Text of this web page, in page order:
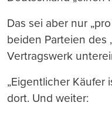
Das sei aber nur
beiden Parteien des
Vertragswerk
„Eigentlicher Käufer
dort. Und weiter: